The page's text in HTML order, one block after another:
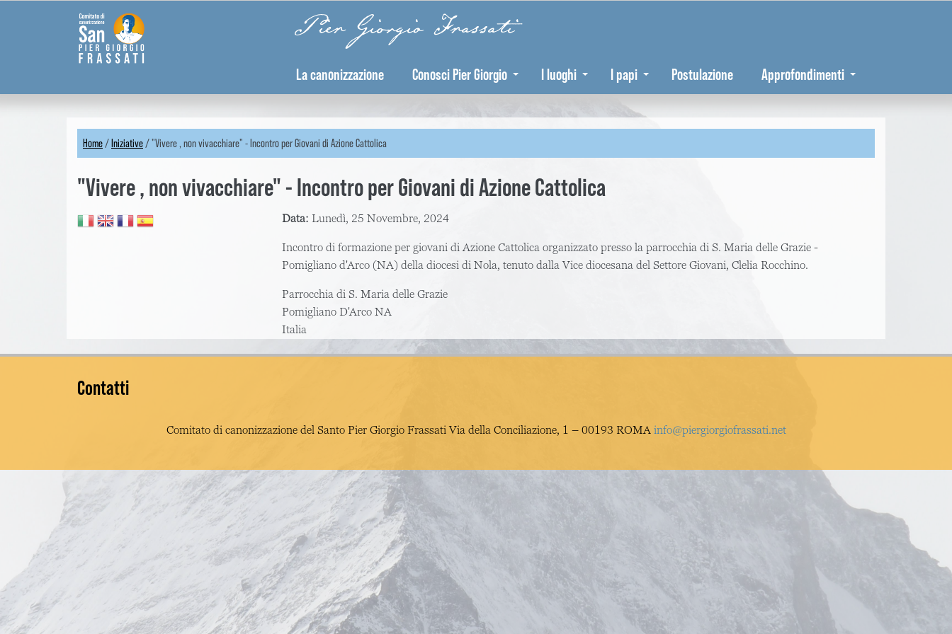
Pier Giorgio Frassati
La canonizzazione Conosci Pier Giorgio I luoghi I papi Postulazione Approfondimenti
You
are
here
Home /Iniziative /"Vivere , non vivacchiare" - Incontro per Giovani di Azione Cattolica
"Vivere , non vivacchiare" - Incontro per Giovani di Azione Cattolica
Data: Lunedì, 25 Novembre, 2024
Incontro di formazione per giovani di Azione Cattolica organizzato presso la parrocchia di S. Maria delle Grazie -
Pomigliano d'Arco (NA) della diocesi di Nola, tenuto dalla Vice diocesana del Settore Giovani, Clelia Rocchino.
Parrocchia di S. Maria delle Grazie
Pomigliano D'Arco NA
Italia
Contatti
Comitato di canonizzazione del Santo Pier Giorgio FrassatiVia della Conciliazione, 1 – 00193 ROMA info@piergiorgiofrassati.net